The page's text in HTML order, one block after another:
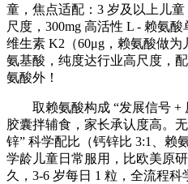
童，焦点适配：3 岁及以上儿
尺度，300mg 高活性 L - 赖氨酸
维生素 K2（60μg，赖氨酸做
氨基酸，纯度达行业高尺度，
氨酸外！
取赖氨酸构成 “发展信号 +
胶囊拌辅食，家长承认度高。
锌” 科学配比（钙锌比 3:1、赖
学龄儿童日常服用，比欧美原
久，3-6 岁每日 1 粒，全流程